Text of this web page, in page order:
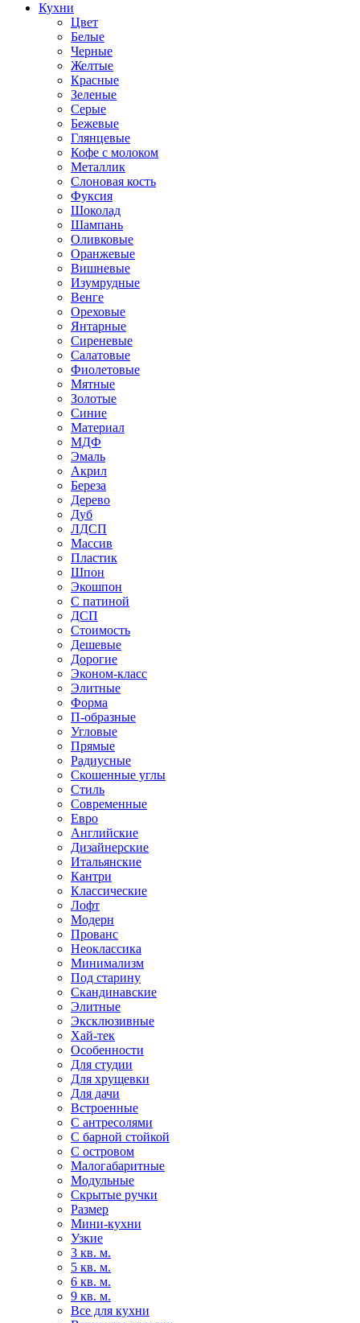
Кухни
Цвет
Белые
Черные
Желтые
Красные
Зеленые
Серые
Бежевые
Глянцевые
Кофе с молоком
Металлик
Слоновая кость
Фуксия
Шоколад
Шампань
Оливковые
Оранжевые
Вишневые
Изумрудные
Венге
Ореховые
Янтарные
Сиреневые
Салатовые
Фиолетовые
Мятные
Золотые
Синие
Материал
МДФ
Эмаль
Акрил
Береза
Дерево
Дуб
ЛДСП
Массив
Пластик
Шпон
Экошпон
С патиной
ДСП
Стоимость
Дешевые
Дорогие
Эконом-класс
Элитные
Форма
П-образные
Угловые
Прямые
Радиусные
Скошенные углы
Стиль
Современные
Евро
Английские
Дизайнерские
Итальянские
Кантри
Классические
Лофт
Модерн
Прованс
Неоклассика
Минимализм
Под старину
Скандинавские
Элитные
Эксклюзивные
Хай-тек
Особенности
Для студии
Для хрущевки
Для дачи
Встроенные
С антресолями
С барной стойкой
С островом
Малогабаритные
Модульные
Скрытые ручки
Размер
Мини-кухни
Узкие
3 кв. м.
5 кв. м.
6 кв. м.
9 кв. м.
Все для кухни